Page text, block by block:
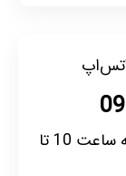
ساعت کاری شنبه تا پنج شنبه ساعت 10 تا